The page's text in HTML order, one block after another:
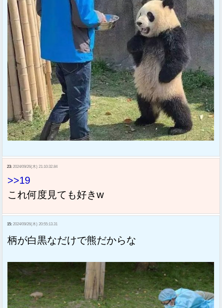
23: 2024/09/26(木) 21:10:32.84
>>19
これ何度見ても好きw
15: 2024/09/26(木) 20:55:13.31
柄が白黒なだけで熊だからな